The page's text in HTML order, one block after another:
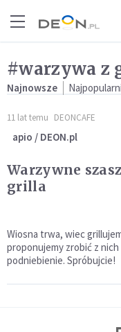
#warzywa z
Najnowsze
11 lat temu DEONCAFE
apio / DEON.pl
Warzywne
grilla
Wiosna trwa, wiec
proponujemy zrobić z nich
podniebienie. Spróbujcie!